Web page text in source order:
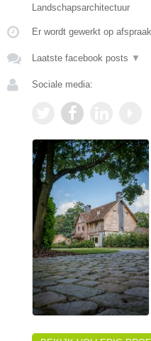
Landschapsarchitectuur
Er wordt gewerkt op afspraak.
Laatste facebook posts ▼
Sociale media: